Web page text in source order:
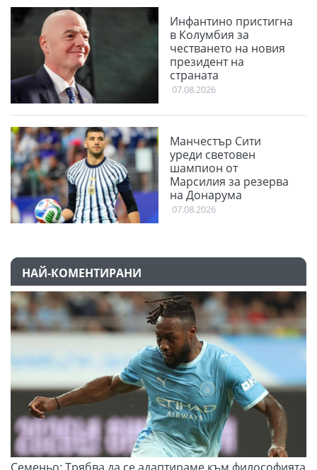
Инфантино пристигна
в Колумбия за
честването на новия
президент на
страната
07.08.2026
Манчестър Сити
уреди световен
шампион от
Марсилия за резерва
на Донарума
07.08.2026
НАЙ-КОМЕНТИРАНИ